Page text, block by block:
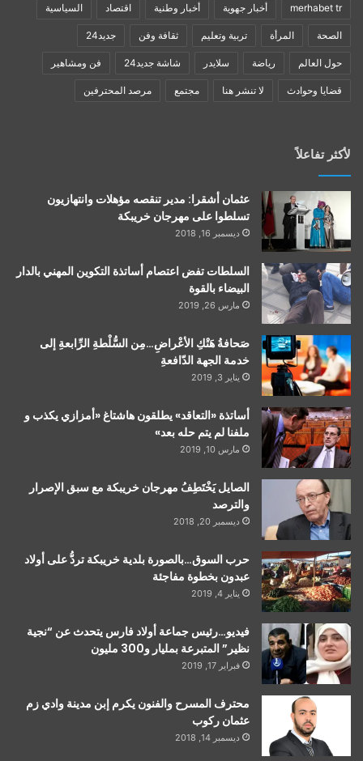
merhabet tr أخبار جهوية أخبار وطنية اقتصاد السياسية
الصحة المرأة تربية وتعليم ثقافة وفن جديد24
حول العالم رياضة سلايدر شاشة جديد24 فن ومشاهير
قضايا وحوادث لا تنشر هنا مجتمع مرصد المحترفين
لأكثر تفاعلاً
عثمان أشقرا: مدير تنقصه مؤهلات وانتهازيون
تسلطوا على مهرجان خريبكة
ديسمبر 16, 2018
السلطات تفض اعتصام أساتذة التكوين المهني بالدار
البيضاء بالقوة
مارس 26, 2019
صَحافةُ هَتْكِ الأعْراضِ…مِن السُّلْطةِ الرِّابعةِ إلى
خدمة الجهة الدّافعةِ
يناير 3, 2019
أساتذة «التعاقد» يطلقون هاشتاغ «أمزازي يكذب و
ملفنا لم يتم حله بعد»
مارس 10, 2019
الصايل يَخْتَطِفُ مهرجان خريبكة مع سبق الإصرار
والترصد
ديسمبر 20, 2018
حرب السوق…بالصورة بلدية خريبكة تردُّ على أولاد
عبدون بخطوة مفاجئة
يناير 4, 2019
فيديو…رئيس جماعة أولاد فارس يتحدث عن “نجية
نظير” المتبرعة بمليار و300 مليون
فبراير 17, 2019
محترف المسرح والفنون يكرم إبن مدينة وادي زم
عثمان ركوب
ديسمبر 14, 2018